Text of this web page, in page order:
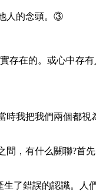
人的念頭。③
在的。或心中存
把我們兩個都視
有什么關聯?首
錯誤的認識。人